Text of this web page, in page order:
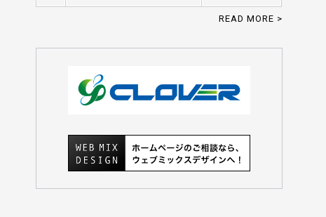
READ MORE >